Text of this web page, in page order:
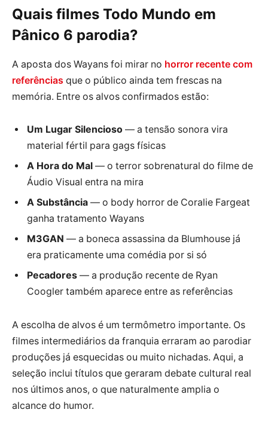
Quais filmes Todo Mundo em
Pânico 6 parodia?
A aposta dos Wayans foi mirar no horror recente com
referências que o público ainda tem frescas na
memória. Entre os alvos confirmados estão:
Um Lugar Silencioso — a tensão sonora vira
material fértil para gags físicas
A Hora do Mal — o terror sobrenatural do filme de
Áudio Visual entra na mira
A Substância — o body horror de Coralie Fargeat
ganha tratamento Wayans
M3GAN — a boneca assassina da Blumhouse já
era praticamente uma comédia por si só
Pecadores — a produção recente de Ryan
Coogler também aparece entre as referências
A escolha de alvos é um termômetro importante. Os
filmes intermediários da franquia erraram ao parodiar
produções já esquecidas ou muito nichadas. Aqui, a
seleção inclui títulos que geraram debate cultural real
nos últimos anos, o que naturalmente amplia o
alcance do humor.